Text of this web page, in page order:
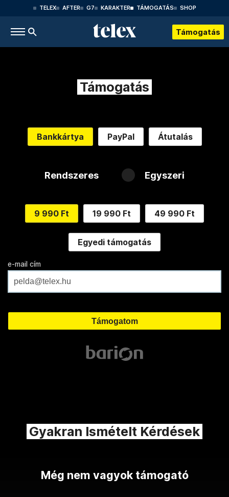
TELEX AFTER G7 KARAKTER TÁMOGATÁS SHOP
Támogatás
Támogatás
Bankkártya PayPal Átutalás
Rendszeres Egyszeri
9 990 Ft 19 990 Ft 49 990 Ft
Egyedi támogatás
e-mail cím
Gyakran Ismételt Kérdések
Még nem vagyok támogató